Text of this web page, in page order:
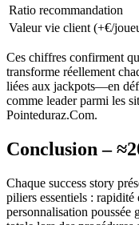
Ratio recommandation
Valeur vie client (+€/
Ces chiffres confirment
transforme réellement
liées aux jackpots—en
comme leader parmi les
Pointeduraz.Com.
Conclusion –
Chaque success story
piliers essentiels :
personnalisation poussée